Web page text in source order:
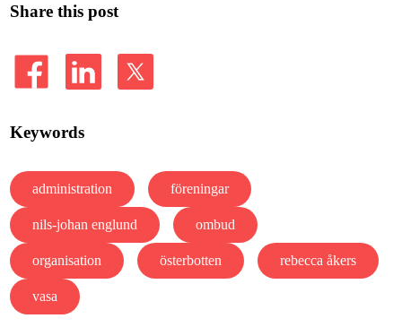
Share this post
Keywords
administration föreningar
nils-johan englund ombud
organisation österbotten rebecca åkers
vasa